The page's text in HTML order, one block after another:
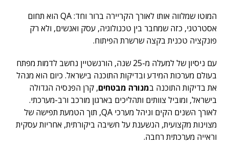
המוטו שמלווה אותו לאורך הקריירה ברור וחד: QA הוא תחום
אסטרטגי, כזה שמחבר בין טכנולוגיה, עסק ואנשים, ולא רק
פונקציה טכנית בקצה שרשרת הפיתוח.
עם ניסיון של למעלה מ-25 שנה, הורנשטיין נחשב לדמות מפתח
בעולם מערכות המידע ובדיקות התוכנה בישראל. כיום הוא מנהל
את בדיקות התוכנה במנורה מבטחים, קרן הפנסיה הגדולה
בישראל, ומוביל צוותים ותהליכים בארגון מורכב ורב-מערכתי.
לאורך השנים הקים וניהל מערכי QA, תוך הטמעת תפישה של
מצוינות מקצועית, הנשענת על חשיבה ביקורתית, אחריות עסקית
וראייה מערכתית רחבה.